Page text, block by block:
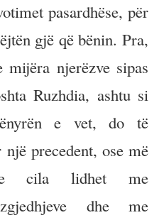
pasardhëse, për
gjë që bënin. Pra,
njerëzve sipas
Ruzhdia, ashtu si
e vet, do të
precedent, ose më
cila lidhet me
dhe me